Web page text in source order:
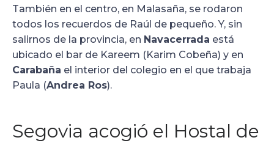
También en el centro, en Malasaña, se rodaron
todos los recuerdos de Raúl de pequeño. Y, sin
salirnos de la provincia, en Navacerrada está
ubicado el bar de Kareem (Karim Cobeña) y en
Carabaña el interior del colegio en el que trabaja
Paula (Andrea Ros).
Segovia acogió el Hostal de